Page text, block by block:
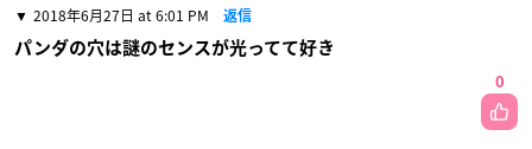
2018年6月27日 at 6:01 PM 返信
パンダの穴は謎のセンスが光ってて好き
0